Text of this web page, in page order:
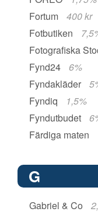
Fortum
400 kr
Fotbutiken
Fotografiska
Fynd24
6%
Fyndakläder
Fyndiq
1,5%
Fyndutbudet
Färdiga maten
G
Gabriel & Co